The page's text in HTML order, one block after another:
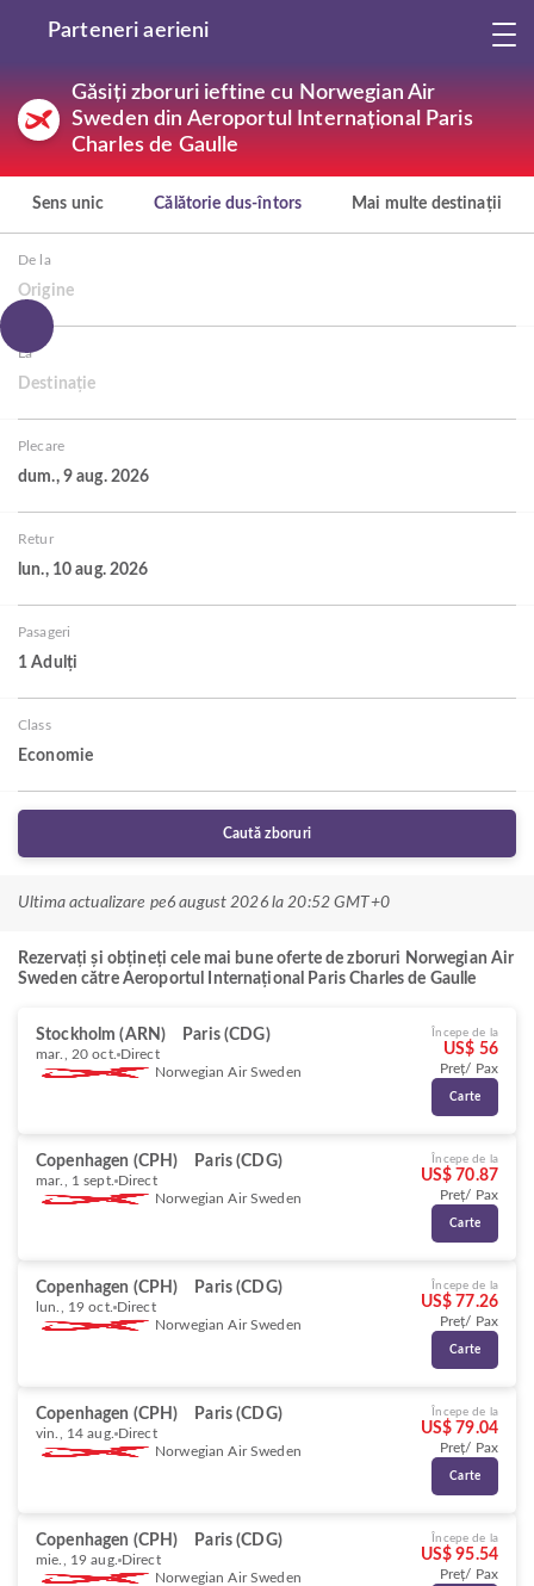
Parteneri aerieni
Găsiți zboruri ieftine cu Norwegian Air
Sweden din Aeroportul Internațional Paris
Charles de Gaulle
Sens unic Călătorie dus-întors Mai multe destinații
De la
Origine
La
Destinație
Plecare
dum., 9 aug. 2026
Retur
lun., 10 aug. 2026
Pasageri
1 Adulți
Class
Economie
Caută zboruri
Ultima actualizare pe6 august 2026 la 20:52 GMT+0
Rezervați și obțineți cele mai bune oferte de zboruri Norwegian Air
Sweden către Aeroportul Internațional Paris Charles de Gaulle
Stockholm (ARN) Paris (CDG)
mar., 20 oct. Direct
Norwegian Air Sweden
Începe de la
US$ 56
Preț/ Pax
Carte
Copenhagen (CPH) Paris (CDG)
mar., 1 sept. Direct
Norwegian Air Sweden
Începe de la
US$ 70.87
Preț/ Pax
Carte
Copenhagen (CPH) Paris (CDG)
lun., 19 oct. Direct
Norwegian Air Sweden
Începe de la
US$ 77.26
Preț/ Pax
Carte
Copenhagen (CPH) Paris (CDG)
vin., 14 aug. Direct
Norwegian Air Sweden
Începe de la
US$ 79.04
Preț/ Pax
Carte
Copenhagen (CPH) Paris (CDG)
mie., 19 aug. Direct
Norwegian Air Sweden
Începe de la
US$ 95.54
Preț/ Pax